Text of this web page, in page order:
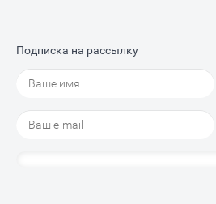
Подписка на рассылку